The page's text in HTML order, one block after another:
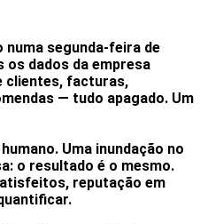
segunda-feira de
os dados da empresa
clientes, facturas,
— tudo apagado. Um
Uma inundação no
o resultado é o mesmo.
reputação em